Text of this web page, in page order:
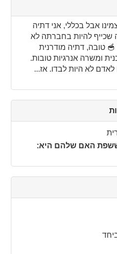
אבל בכללי, אני דתיה
להיות בחברתה לא
🥣 טובה, דתיה מודרנית
ומשרה אנרגיות טובות.
לאדם לא היות לבדו. אז...
to
collapse
ששפת האם שלהם היא: